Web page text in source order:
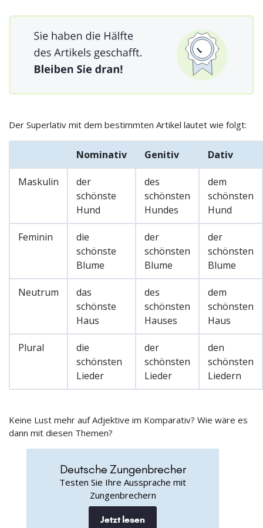
Der Superlativ mit dem bestimmten Artikel lautet wie folgt:
Nominativ Genitiv Dativ
Maskulin
der
schönste
Hund
des
schönsten
Hundes
dem
schönsten
Hund
Feminin
die
schönste
Blume
der
schönsten
Blume
der
schönsten
Blume
Neutrum
das
schönste
Haus
des
schönsten
Hauses
dem
schönsten
Haus
Plural
die
schönsten
Lieder
der
schönsten
Lieder
den
schönsten
Liedern
Keine Lust mehr auf Adjektive im Komparativ? Wie wäre es
dann mit diesen Themen?
Deutsche Zungenbrecher
Testen Sie Ihre Aussprache mit
Zungenbrechern
Jetzt lesen